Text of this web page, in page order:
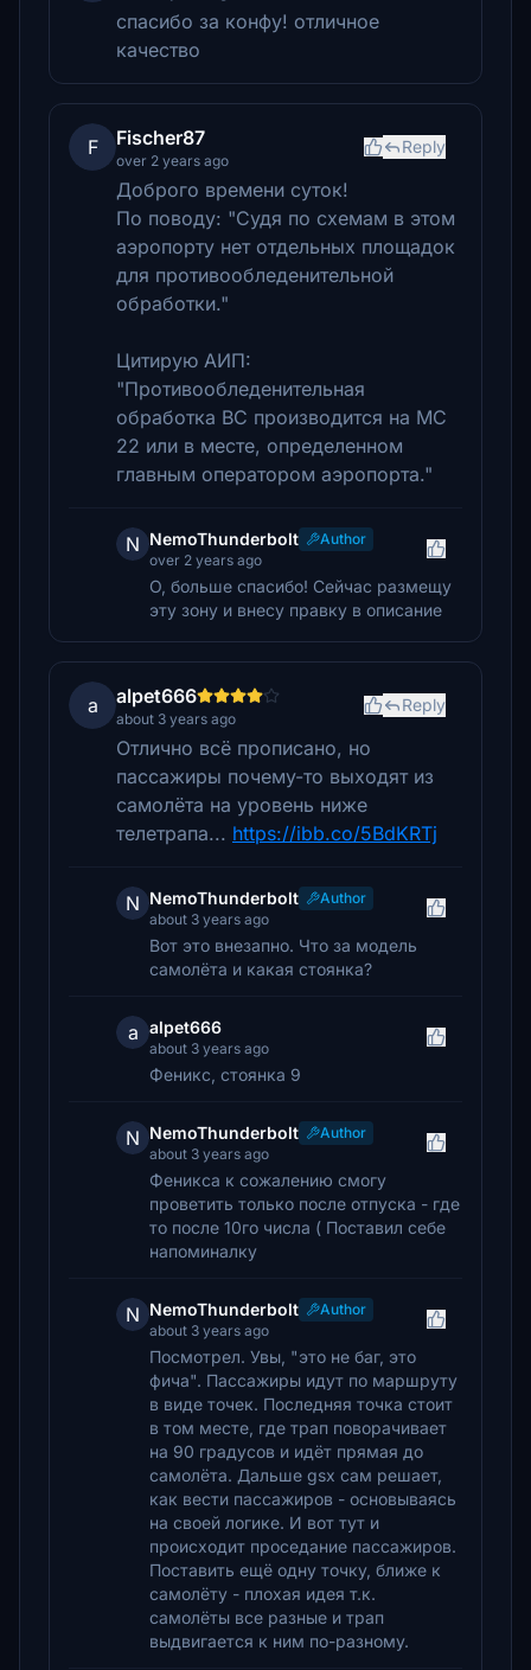
спасибо за конфу! отличное
качество
F Fischer87
over 2 years ago
Reply
Доброго времени суток!
По поводу: "Судя по схемам в этом
аэропорту нет отдельных площадок
для противообледенительной
обработки."
Цитирую АИП:
"Противообледенительная
обработка ВС производится на МС
22 или в месте, определенном
главным оператором аэропорта."
N NemoThunderbolt
Author
over 2 years ago
О, больше спасибо! Сейчас размещу
эту зону и внесу правку в описание
a alpet666
about 3 years ago
Reply
Отлично всё прописано, но
пассажиры почему-то выходят из
самолёта на уровень ниже
телетрапа... https://ibb.co/5BdKRTj
N NemoThunderbolt
Author
about 3 years ago
Вот это внезапно. Что за модель
самолёта и какая стоянка?
a alpet666
about 3 years ago
Феникс, стоянка 9
N NemoThunderbolt
Author
about 3 years ago
Феникса к сожалению смогу
проветить только после отпуска - где
то после 10го числа ( Поставил себе
напоминалку
N NemoThunderbolt
Author
about 3 years ago
Посмотрел. Увы, "это не баг, это
фича". Пассажиры идут по маршруту
в виде точек. Последняя точка стоит
в том месте, где трап поворачивает
на 90 градусов и идёт прямая до
самолёта. Дальше gsx сам решает,
как вести пассажиров - основываясь
на своей логике. И вот тут и
происходит проседание пассажиров.
Поставить ещё одну точку, ближе к
самолёту - плохая идея т.к.
самолёты все разные и трап
выдвигается к ним по-разному.